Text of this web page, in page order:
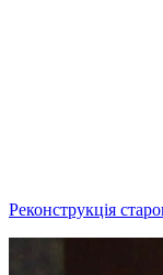
Реконструкція